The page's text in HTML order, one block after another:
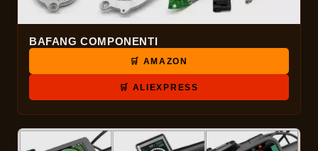
BAFANG COMPONENTI
🛒 AMAZON
🛒 ALIEXPRESS